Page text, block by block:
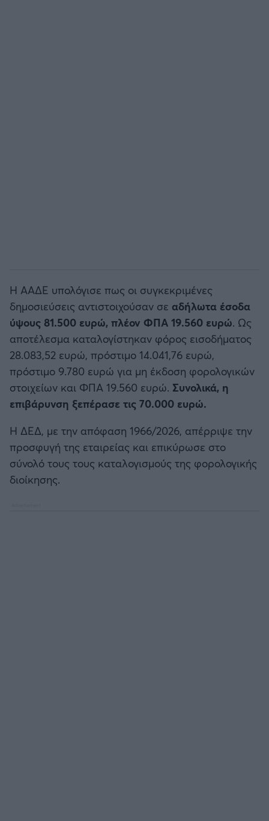
Η ΑΑΔΕ υπολόγισε πως οι συγκεκριμένες
δημοσιεύσεις αντιστοιχούσαν σε αδήλωτα έσοδα
ύψους 81.500 ευρώ, πλέον ΦΠΑ 19.560 ευρώ. Ως
αποτέλεσμα καταλογίστηκαν φόρος εισοδήματος
28.083,52 ευρώ, πρόστιμο 14.041,76 ευρώ,
πρόστιμο 9.780 ευρώ για μη έκδοση φορολογικών
στοιχείων και ΦΠΑ 19.560 ευρώ. Συνολικά, η
επιβάρυνση ξεπέρασε τις 70.000 ευρώ.
Η ΔΕΔ, με την απόφαση 1966/2026, απέρριψε την
προσφυγή της εταιρείας και επικύρωσε στο
σύνολό τους τους καταλογισμούς της φορολογικής
διοίκησης.